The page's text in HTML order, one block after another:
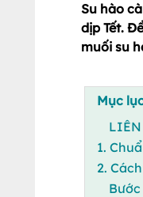
Su hào
dịp Tết.
muối su
Mục
LIÊN
1.
2.
Bước